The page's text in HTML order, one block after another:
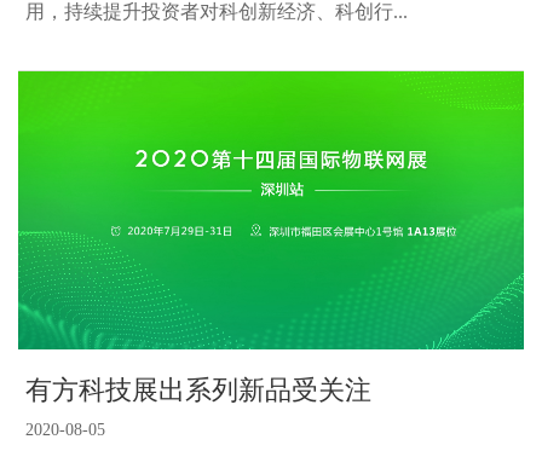
用，持续提升投资者对科创新经济、科创行...
有方科技展出系列新品受关注
2020-08-05